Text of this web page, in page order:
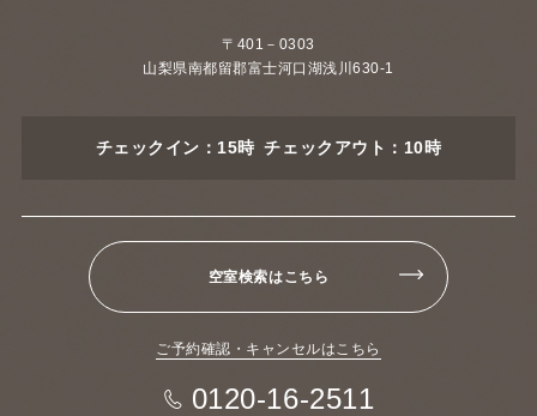
〒401－0303
山梨県南都留郡富士河口湖浅川630-1
チェックイン：15時 チェックアウト：10時
空室検索はこちら
ご予約確認・キャンセルはこちら
0120-16-2511